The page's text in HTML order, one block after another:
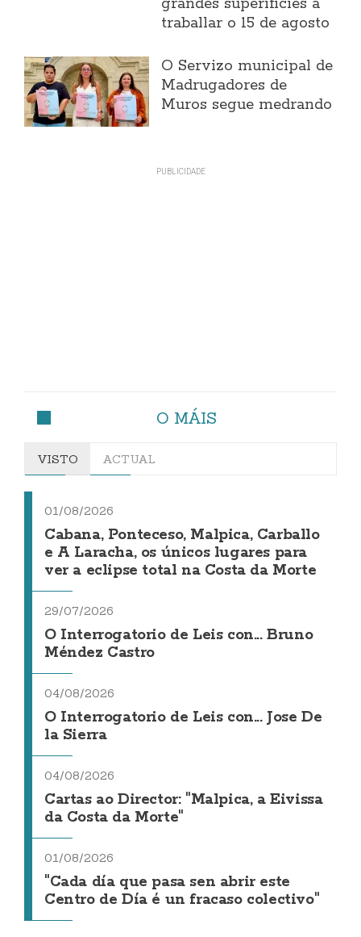
traballar o 15 de agosto
O Servizo municipal de
Madrugadores de
Muros segue medrando
O MÁIS
VISTO ACTUAL
01/08/2026
Cabana, Ponteceso, Malpica, Carballo
e A Laracha, os únicos lugares para
ver a eclipse total na Costa da Morte
29/07/2026
O Interrogatorio de Leis con... Bruno
Méndez Castro
04/08/2026
O Interrogatorio de Leis con... Jose De
la Sierra
04/08/2026
Cartas ao Director: "Malpica, a Eivissa
da Costa da Morte"
01/08/2026
"Cada día que pasa sen abrir este
Centro de Día é un fracaso colectivo"